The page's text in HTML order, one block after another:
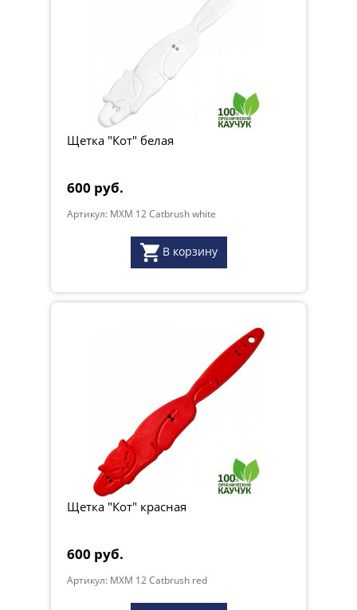
Щетка "Кот" белая
600 руб.
Артикул: MXM 12 Catbrush white
В корзину
Щетка "Кот" красная
600 руб.
Артикул: MXM 12 Catbrush red